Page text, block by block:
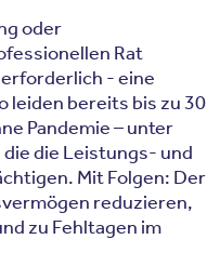
oder
Rat
- eine
leiden bereits bis zu 30
Pandemie – unter
die Leistungs- und
Mit Folgen: Der
reduzieren,
zu Fehltagen im